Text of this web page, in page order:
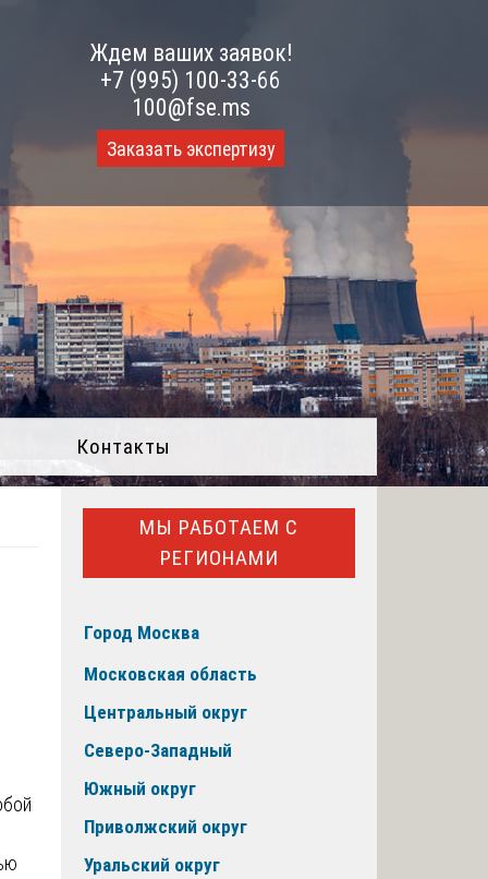
Ждем ваших заявок!
+7 (995) 100-33-66
100@fse.ms
Заказать экспертизу
Контакты
МЫ РАБОТАЕМ С
РЕГИОНАМИ
Город Москва
Московская область
Центральный округ
Северо-Западный
Южный округ
Приволжский округ
Уральский округ